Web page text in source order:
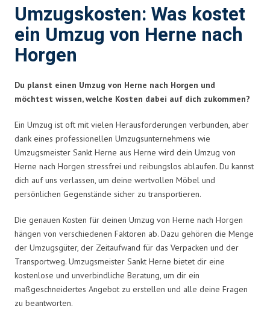
Umzugskosten: Was kostet
ein Umzug von Herne nach
Horgen
Du planst einen Umzug von Herne nach Horgen und
möchtest wissen, welche Kosten dabei auf dich zukommen?
Ein Umzug ist oft mit vielen Herausforderungen verbunden, aber
dank eines professionellen Umzugsunternehmens wie
Umzugsmeister Sankt Herne aus Herne wird dein Umzug von
Herne nach Horgen stressfrei und reibungslos ablaufen. Du kannst
dich auf uns verlassen, um deine wertvollen Möbel und
persönlichen Gegenstände sicher zu transportieren.
Die genauen Kosten für deinen Umzug von Herne nach Horgen
hängen von verschiedenen Faktoren ab. Dazu gehören die Menge
der Umzugsgüter, der Zeitaufwand für das Verpacken und der
Transportweg. Umzugsmeister Sankt Herne bietet dir eine
kostenlose und unverbindliche Beratung, um dir ein
maßgeschneidertes Angebot zu erstellen und alle deine Fragen
zu beantworten.